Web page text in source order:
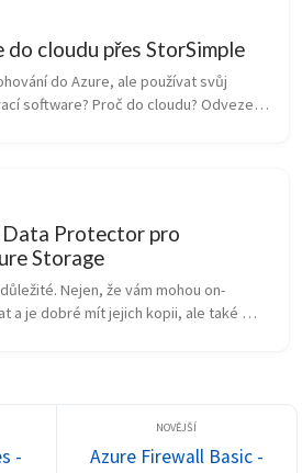
do cloudu přes StorSimple
do Azure, ale používat svůj
software? Proč do cloudu? Odvezete
Protector pro
Storage
Nejen, že vám mohou on-
a je dobré mít jejich kopii, ale také
-
Azure Firewall Basic -